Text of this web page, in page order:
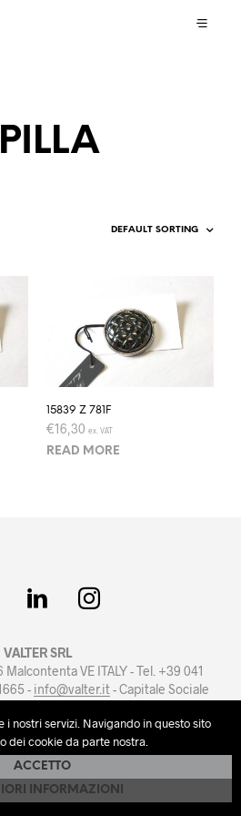
15839 Z 781F
€16,30 ex. VAT
READ MORE
VALTER SRL
VE ITALY - Tel. +39 041
- info@valter.it- Capitale Sociale
Policy-Condizioni di Vendita
byartmosfera.it
i nostri servizi. Navigando in questo sito
dei cookie da parte nostra.
ACCETTO
INFORMAZIONI